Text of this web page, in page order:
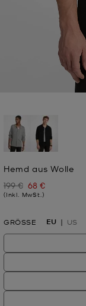
Hemd aus Wolle
Zuvor
199 € Jetzt
68 €
(Inkl. MwSt.)
GRÖSSE EU US